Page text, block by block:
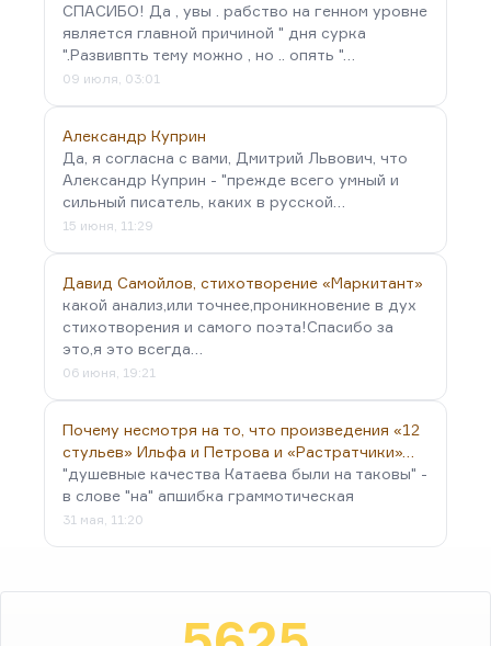
СПАСИБО! Да , увы . рабство на генном уровне
является главной причиной " дня сурка
".Развивпть тему можно , но .. опять "…
09 июля, 03:01
Александр Куприн
Да, я согласна с вами, Дмитрий Львович, что
Александр Куприн - "прежде всего умный и
сильный писатель, каких в русской…
15 июня, 11:29
Давид Самойлов, стихотворение «Маркитант»
какой анализ,или точнее,проникновение в дух
стихотворения и самого поэта!Спасибо за
это,я это всегда…
06 июня, 19:21
Почему несмотря на то, что произведения «12
стульев» Ильфа и Петрова и «Растратчики»…
"душевные качества Катаева были на таковы" -
в слове "на" апшибка граммотическая
31 мая, 11:20